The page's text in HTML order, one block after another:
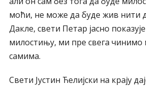
моћи, не може да буде жив нити
Дакле, свети Петар јасно
милостињу, ми пре свега чинимо
самима.
Свети Јустин Ћелијски на крају